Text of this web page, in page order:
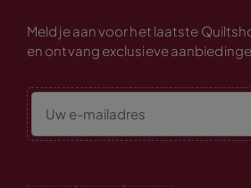
Meld je aan voor het laatste
en ontvang exclusieve